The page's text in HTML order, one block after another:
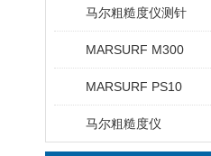
马尔粗糙度仪测针
MARSURF M300
MARSURF PS10
马尔粗糙度仪